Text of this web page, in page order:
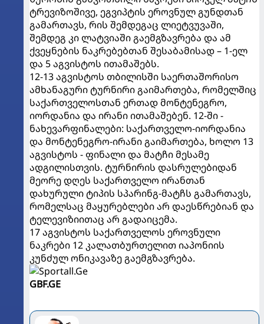
ტრევიზოშივე, ეგვიპტის ეროვნულ გუნდთან
გამართავს, რის შემდეგაც ლიეტვუვაში,
შემდეგ კი ლატვიაში გაემგზავრება და ამ
ქვეყნების ნაკრებებთან შესაბამისად – 1-ელ
და 5 აგვისტოს ითამაშებს.
12-13 აგვისტოს თბილისში საერთაშორისო
ამხანაგური ტურნირი გაიმართება, რომელშიც
საქართველოსთან ერთად მონტენეგრო,
იორდანია და ირანი ითამაშებენ. 12-ში -
ნახევარფინალები: საქართველო-იორდანია
და მონტენეგრო-ირანი გაიმართება, ხოლო 13
აგვისტოს - ფინალი და მატჩი მესამე
ადგილისთვის. ტურნირის დასრულებიდან
მეორე დღეს საქართველო ირანთან
დახურული ტიპის სპარინგ-მატჩს გამართავს,
რომელსაც მაყურებლები არ დაესწრებიან და
ტელევიზიითაც არ გადაიცემა.
17 აგვისტოს საქართველოს ეროვნული
ნაკრები 12 კალათბურთელით იაპონიის
კუნძულ ონიკავაზე გაემგზავრება.
GBF.GE